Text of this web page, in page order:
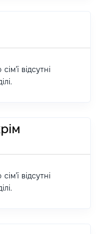
відсутні
відсутні